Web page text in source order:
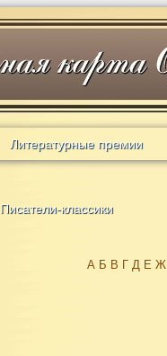
Литературные премии
Писатели-классики
А Б В Г Д Е Ж